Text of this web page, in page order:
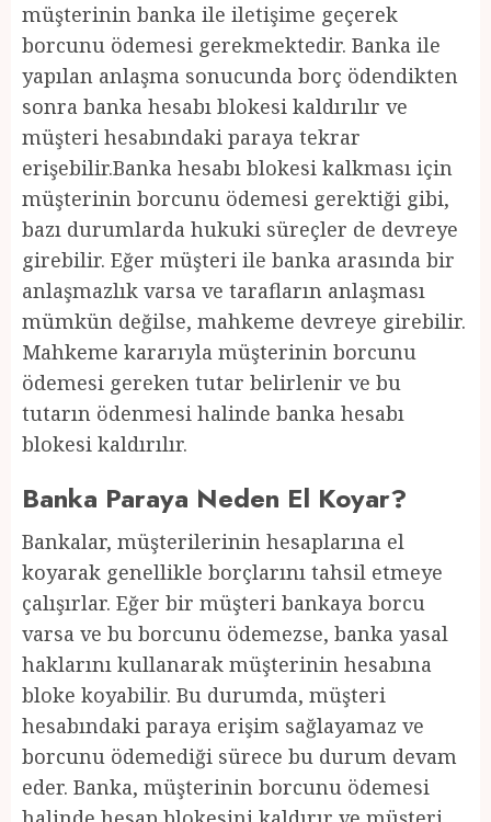
müşterinin banka ile iletişime geçerek
borcunu ödemesi gerekmektedir. Banka ile
yapılan anlaşma sonucunda borç ödendikten
sonra banka hesabı blokesi kaldırılır ve
müşteri hesabındaki paraya tekrar
erişebilir.Banka hesabı blokesi kalkması için
müşterinin borcunu ödemesi gerektiği gibi,
bazı durumlarda hukuki süreçler de devreye
girebilir. Eğer müşteri ile banka arasında bir
anlaşmazlık varsa ve tarafların anlaşması
mümkün değilse, mahkeme devreye girebilir.
Mahkeme kararıyla müşterinin borcunu
ödemesi gereken tutar belirlenir ve bu
tutarın ödenmesi halinde banka hesabı
blokesi kaldırılır.
Banka Paraya Neden El Koyar?
Bankalar, müşterilerinin hesaplarına el
koyarak genellikle borçlarını tahsil etmeye
çalışırlar. Eğer bir müşteri bankaya borcu
varsa ve bu borcunu ödemezse, banka yasal
haklarını kullanarak müşterinin hesabına
bloke koyabilir. Bu durumda, müşteri
hesabındaki paraya erişim sağlayamaz ve
borcunu ödemediği sürece bu durum devam
eder. Banka, müşterinin borcunu ödemesi